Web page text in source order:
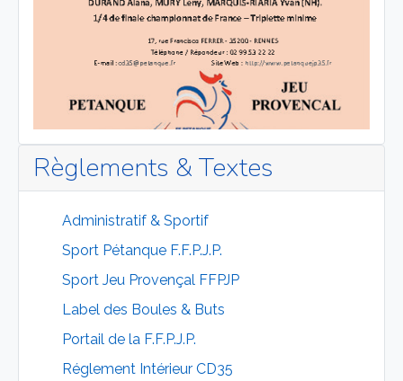
Règlements & Textes
Administratif & Sportif
Sport Pétanque F.F.P.J.P.
Sport Jeu Provençal FFPJP
Label des Boules & Buts
Portail de la F.F.P.J.P.
Réglement Intérieur CD35